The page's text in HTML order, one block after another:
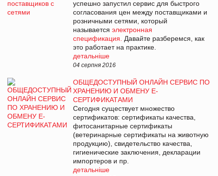
успешно запустил сервис для быстрого
согласования цен между поставщиками и
розничными сетями, который
называется электронная
спецификация.
Давайте разберемся, как
это работает на практике.
детальніше
04 серпня 2016
ОБЩЕДОСТУПНЫЙ ОНЛАЙН СЕРВИС ПО
ХРАНЕНИЮ И ОБМЕНУ E-
СЕРТИФИКАТАМИ
Сегодня существует множество
сертификатов: сертификаты качества,
фитосанитарные сертификаты
(ветеринарные сертификаты на животную
продукцию), свидетельство качества,
гигиенические заключения, декларации
импортеров и пр.
детальніше